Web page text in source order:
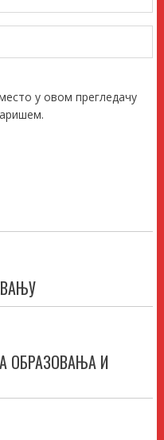
у овом прегледачу
ОБРАЗОВАЊА И